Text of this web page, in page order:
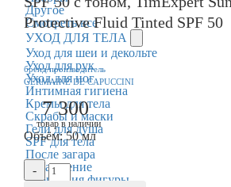
Другое
Смотреть все
УХОД ДЛЯ ТЕЛА
Уход для шеи и декольте
Уход для рук
Уход для ног
Интимная гигиена
Кремы для тела
Скрабы и маски
Гели для душа
SPF для тела
После загара
Увлажнение
Коррекция фигуры
Protective Fluid Tinted SPF 50
бренд/производитель
GERMAINE DE CAPUCCINI
7 300
товар в наличии
Объём:50 мл
-